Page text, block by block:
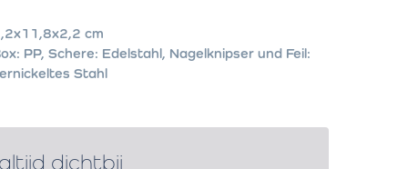
cm
PP, Schere: Edelstahl, Nagelknipser und Feil:
Stahl
dichtbij